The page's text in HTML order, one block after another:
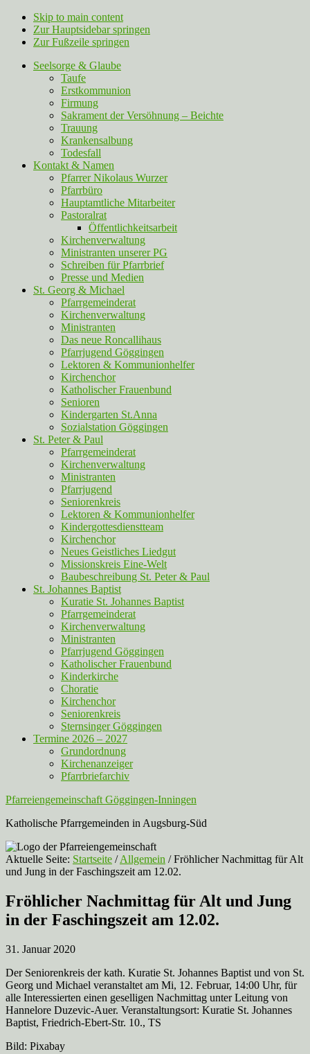
Skip to main content
Zur Hauptsidebar springen
Zur Fußzeile springen
Seelsorge & Glaube
Taufe
Erstkommunion
Firmung
Sakrament der Versöhnung – Beichte
Trauung
Krankensalbung
Todesfall
Kontakt & Namen
Pfarrer Nikolaus Wurzer
Pfarrbüro
Hauptamtliche Mitarbeiter
Pastoralrat
Öffentlichkeitsarbeit
Kirchenverwaltung
Ministranten unserer PG
Schreiben für Pfarrbrief
Presse und Medien
St. Georg & Michael
Pfarrgemeinderat
Kirchenverwaltung
Ministranten
Das neue Roncallihaus
Pfarrjugend Göggingen
Lektoren & Kommunionhelfer
Kirchenchor
Katholischer Frauenbund
Senioren
Kindergarten St.Anna
Sozialstation Göggingen
St. Peter & Paul
Pfarrgemeinderat
Kirchenverwaltung
Ministranten
Pfarrjugend
Seniorenkreis
Lektoren & Kommunionhelfer
Kindergottesdienstteam
Kirchenchor
Neues Geistliches Liedgut
Missionskreis Eine-Welt
Baubeschreibung St. Peter & Paul
St. Johannes Baptist
Kuratie St. Johannes Baptist
Pfarrgemeinderat
Kirchenverwaltung
Ministranten
Pfarrjugend Göggingen
Katholischer Frauenbund
Kinderkirche
Choratie
Kirchenchor
Seniorenkreis
Sternsinger Göggingen
Termine 2026 – 2027
Grundordnung
Kirchenanzeiger
Pfarrbriefarchiv
Pfarreiengemeinschaft Göggingen-Inningen
Katholische Pfarrgemeinden in Augsburg-Süd
Aktuelle Seite: Startseite / Allgemein /Fröhlicher Nachmittag für Alt
und Jung in der Faschingszeit am 12.02.
Fröhlicher Nachmittag für Alt und Jung
in der Faschingszeit am 12.02.
31. Januar 2020
Der Seniorenkreis der kath. Kuratie St. Johannes Baptist und von St.
Georg und Michael veranstaltet am Mi, 12. Februar, 14:00 Uhr, für
alle Interessierten einen geselligen Nachmittag unter Leitung von
Hannelore Duzevic-Auer. Veranstaltungsort: Kuratie St. Johannes
Baptist, Friedrich-Ebert-Str. 10., TS
Bild: Pixabay